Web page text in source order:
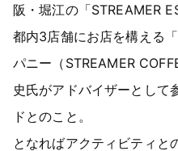
阪・堀江の「STREAMER
都内3店舗にお店を構える
パニー（STREAMER
史氏がアドバイザーとして
ドとのこと。
となればアクティビティと